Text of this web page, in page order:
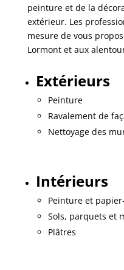
peinture et de la
extérieur. Les
mesure de vous
Lormont et aux
Extérieurs
Peinture
Ravalement de
Nettoyage des
Intérieurs
Peinture et
Sols, parquets et
Plâtres